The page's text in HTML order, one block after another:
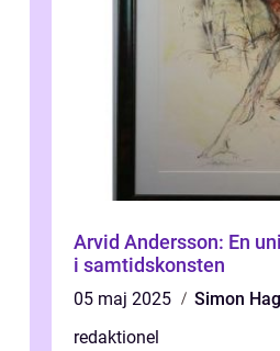
Arvid Andersson: En
i samtidskonsten
05 maj 2025
Simon
redaktionel